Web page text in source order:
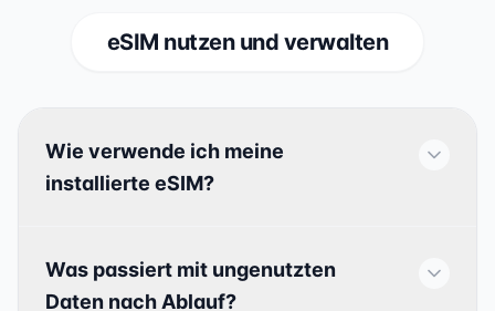
eSIM nutzen und verwalten
Wie verwende ich meine
installierte eSIM?
Was passiert mit ungenutzten
Daten nach Ablauf?